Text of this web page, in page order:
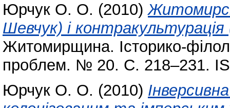
Юрчук О. О. (2010)
Шевчук) і
Житомирщина. Історико-
проблем. № 20. С. 218–231.
Юрчук О. О. (2010)